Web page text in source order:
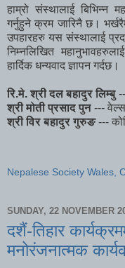
हाम्रो संस्थालाई बिभिन्न
गर्नुहुने क्रम जारिनै छ।
उपहारहरु यस संस्थालाई
निम्नलिखित
हार्दिक धन्यवाद ज्ञापन गर्दछ।
रि.मे. श्री दल बहादुर लिम्बु
श्री मोती प्रसाद पुन ---
श्री विर बहादुर गुरुङ---
Nepalese Society Wales,
SUNDAY, 22 NOVEMBER
दशैं-तिहार
मनोरंजनात्मक